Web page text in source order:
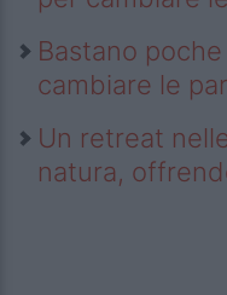
Bastano
cambiare le
Un retreat
natura,